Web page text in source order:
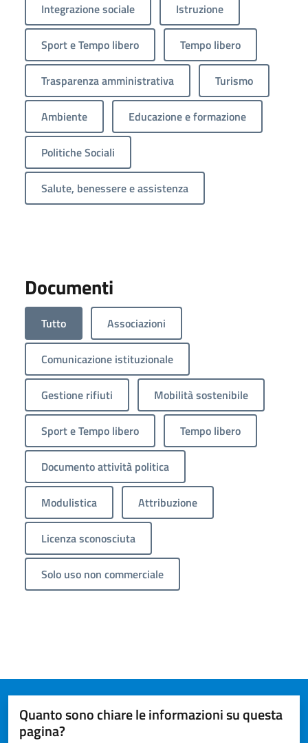
Integrazione sociale Istruzione
Sport e Tempo libero Tempo libero
Trasparenza amministrativa Turismo
Ambiente Educazione e formazione
Politiche Sociali
Salute, benessere e assistenza
Documenti
Tutto Associazioni
Comunicazione istituzionale
Gestione rifiuti Mobilità sostenibile
Sport e Tempo libero Tempo libero
Documento attività politica
Modulistica Attribuzione
Licenza sconosciuta
Solo uso non commerciale
Quanto sono chiare le informazioni su questa
pagina?